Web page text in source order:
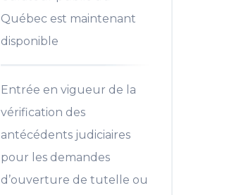
Québec est maintenant
disponible
Entrée en vigueur de la
vérification des
antécédents judiciaires
pour les demandes
d’ouverture de tutelle ou